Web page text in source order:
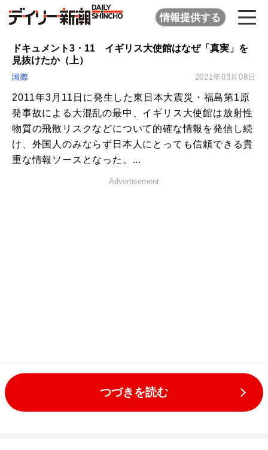
情報提供する
ドキュメント3・11 イギリス大使館はなぜ「真実」を
見抜けたか（上）
国際 2021年03月08日
2011年3月11日に発生した東日本大震災・福島第1原
発事故による大混乱の最中、イギリス大使館は放射性
物質の飛散リスクなどについて的確な情報を発信し続
け、外国人のみならず日本人にとっても信頼できる貴
重な情報ソースとなった。...
Advertisement
つづきを読む